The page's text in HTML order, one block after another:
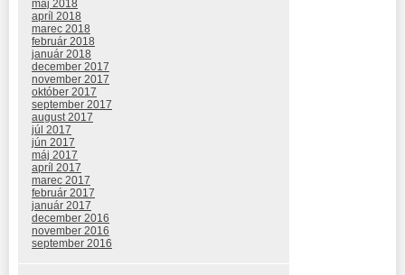
máj 2018
apríl 2018
marec 2018
február 2018
január 2018
december 2017
november 2017
október 2017
september 2017
august 2017
júl 2017
jún 2017
máj 2017
apríl 2017
marec 2017
február 2017
január 2017
december 2016
november 2016
september 2016